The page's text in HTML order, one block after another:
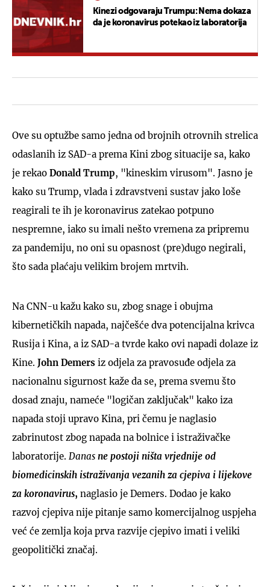
Kinezi odgovaraju Trumpu: Nema dokaza
da je koronavirus potekao iz laboratorija
Ove su optužbe samo jedna od brojnih otrovnih strelica
odaslanih iz SAD-a prema Kini zbog situacije sa, kako
je rekao Donald Trump, "kineskim virusom". Jasno je
kako su Trump, vlada i zdravstveni sustav jako loše
reagirali te ih je koronavirus zatekao potpuno
nespremne, iako su imali nešto vremena za pripremu
za pandemiju, no oni su opasnost (pre)dugo negirali,
što sada plaćaju velikim brojem mrtvih.
Na CNN-u kažu kako su, zbog snage i obujma
kibernetičkih napada, najčešće dva potencijalna krivca
Rusija i Kina, a iz SAD-a tvrde kako ovi napadi dolaze iz
Kine. John Demers iz odjela za pravosuđe odjela za
nacionalnu sigurnost kaže da se, prema svemu što
dosad znaju, nameće "logičan zaključak" kako iza
napada stoji upravo Kina, pri čemu je naglasio
zabrinutost zbog napada na bolnice i istraživačke
laboratorije. Danas ne postoji ništa vrjednije od
biomedicinskih istraživanja vezanih za cjepiva i lijekove
za koronavirus, naglasio je Demers. Dodao je kako
razvoj cjepiva nije pitanje samo komercijalnog uspjeha
već će zemlja koja prva razvije cjepivo imati i veliki
geopolitički značaj.